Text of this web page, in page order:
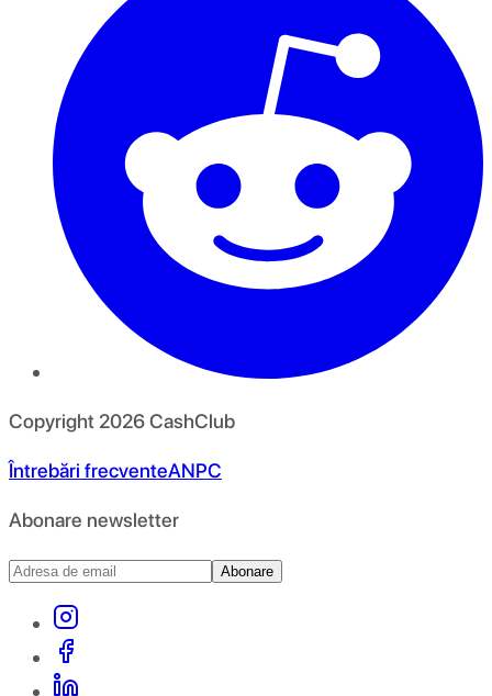
Copyright 2026CashClub
Întrebări frecventeANPC
Abonare newsletter
Abonare